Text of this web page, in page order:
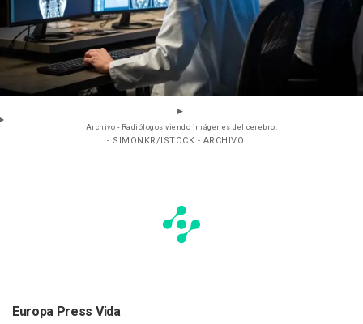
Archivo - Radiólogos viendo imágenes del cerebro.
- SIMONKR/ISTOCK - ARCHIVO
Europa Press Vida